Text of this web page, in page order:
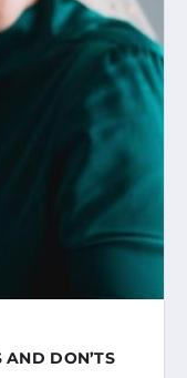
AND DON’TS